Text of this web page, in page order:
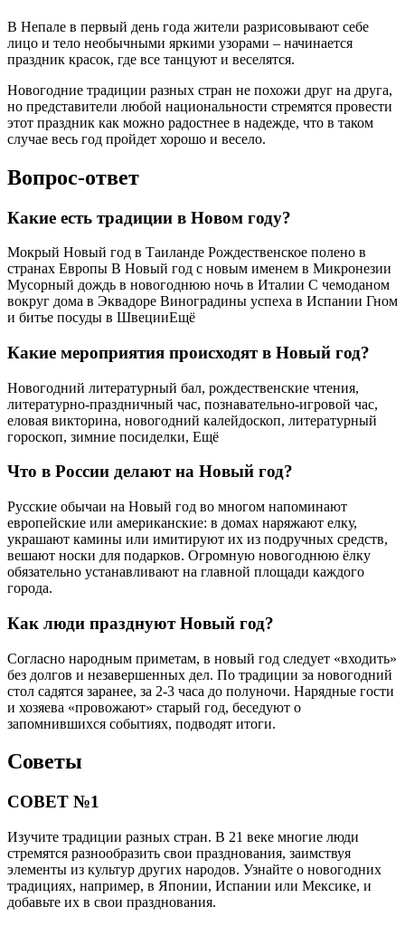
В Непале в первый день года жители разрисовывают себе
лицо и тело необычными яркими узорами – начинается
праздник красок, где все танцуют и веселятся.
Новогодние традиции разных стран не похожи друг на друга,
но представители любой национальности стремятся провести
этот праздник как можно радостнее в надежде, что в таком
случае весь год пройдет хорошо и весело.
Вопрос-ответ
Какие есть традиции в Новом году?
Мокрый Новый год в Таиланде Рождественское полено в
странах Европы В Новый год с новым именем в Микронезии
Мусорный дождь в новогоднюю ночь в Италии С чемоданом
вокруг дома в Эквадоре Виноградины успеха в Испании Гном
и битье посуды в ШвецииЕщё
Какие мероприятия происходят в Новый год?
Новогодний литературный бал, рождественские чтения,
литературно-праздничный час, познавательно-игровой час,
еловая викторина, новогодний калейдоскоп, литературный
гороскоп, зимние посиделки, Ещё
Что в России делают на Новый год?
Русские обычаи на Новый год во многом напоминают
европейские или американские: в домах наряжают елку,
украшают камины или имитируют их из подручных средств,
вешают носки для подарков. Огромную новогоднюю ёлку
обязательно устанавливают на главной площади каждого
города.
Как люди празднуют Новый год?
Согласно народным приметам, в новый год следует «входить»
без долгов и незавершенных дел. По традиции за новогодний
стол садятся заранее, за 2-3 часа до полуночи. Нарядные гости
и хозяева «провожают» старый год, беседуют о
запомнившихся событиях, подводят итоги.
Советы
СОВЕТ №1
Изучите традиции разных стран. В 21 веке многие люди
стремятся разнообразить свои празднования, заимствуя
элементы из культур других народов. Узнайте о новогодних
традициях, например, в Японии, Испании или Мексике, и
добавьте их в свои празднования.